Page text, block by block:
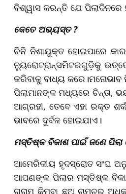
ବିଶ୍ୱାସ କରନ୍ତି ଯେ ପିଲାଦିନରେ
କେତେ ଅଭ୍ୟସ୍ତ ?
ଚିନି ନିଶାଯୁକ୍ତ ହୋଇପାରେ
ନ୍ୟୁରୋଟ୍ରାନ୍ସମିଟରଗୁଡ଼ିକୁ
କରିବାକୁ ବାଧ୍ୟ
ପିଲାମାନଙ୍କ ମଧ୍ୟରେ ଚିନ୍ତା,
ଆଗ୍ରହୀ, ତେବେ ଏହା ରକ୍ତ
ଭାବରେ ଦୁର୍ବଳ ହୋଇଯାଏ।
ମସ୍ତିଷ୍କ ବିକାଶ ପାଇଁ ଜଣେ
ଆମେରିକୀୟ ହୃଦସ୍ରୋତ ସଂଘ
ଆପଣଙ୍କ ପିଲାର ମସ୍ତିଷ୍କ
ଗ୍ରାମ କିମ୍ବା ଛଅ ଚାମଚରୁ